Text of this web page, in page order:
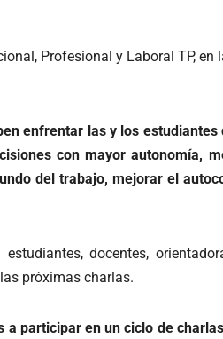
Profesional y Laboral TP, en
enfrentar las y los
con mayor autonomía,
del trabajo, mejorar el
docentes,
próximas charlas.
participar en un ciclo de